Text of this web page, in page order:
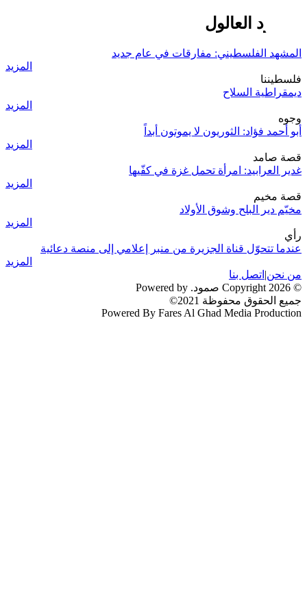
محمود العالول
المشهد الفلسطيني: مفارقات في عام جديد
المزيد
فلسطيننا
ديمقراطية السلاح
المزيد
وجوه
أبو أحمد فؤاد: الثوريون لا يموتون أبداً
المزيد
قصة صامد
غدير العرابيد: امرأة تحمل غزة في كفّيها
المزيد
قصة مخيم
مخيّم دير البلح وشوق الأولاد
المزيد
رأي
عندما تتحوّل قناة الجزيرة من منبر إعلامي إلى منصة دعائية
المزيد
من نحن| اتصل بنا
© 2026 Copyright صمود. Powered by
جميع الحقوق محفوظة 2021©
Powered By Fares Al Ghad Media Production